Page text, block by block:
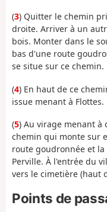
(3) Quitter le chemin
droite. Arriver à un
bois. Monter dans le
bas d'une route
se situe sur ce chemin.
(4) En haut de ce
issue menant à Flottes.
(5) Au virage menant à
chemin qui monte sur
route goudronnée et
Perville. À l'entrée du
vers le cimetière (haut
Points de